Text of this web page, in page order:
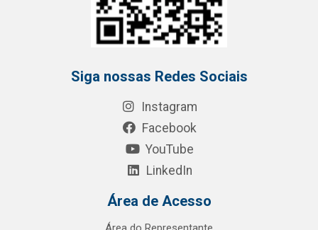
Siga nossas Redes Sociais
Instagram
Facebook
YouTube
LinkedIn
Área de Acesso